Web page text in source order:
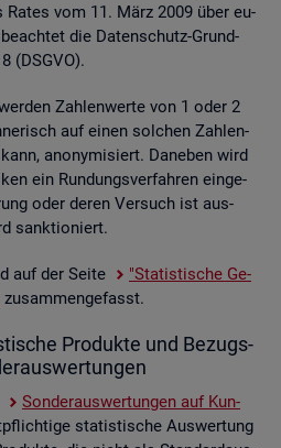
Rates vom 11. März 2009 über eu­
die Da­ten­schutz-Grund­
(DSGVO).
Zah­len­wer­te von 1 oder 2
auf einen sol­chen Zah­len­
an­ony­mi­siert. Da­ne­ben wird
ein Run­dungs­ver­fah­ren ein­ge­
oder deren Ver­such ist aus­
sank­tio­niert.
auf der Seite
"Sta­tis­ti­sche Ge­
zu­sam­men­ge­fasst.
Pro­duk­te und Be­zugs­
Son­der­aus­wer­tun­gen auf Kun­
sta­tis­ti­sche Aus­wer­tung